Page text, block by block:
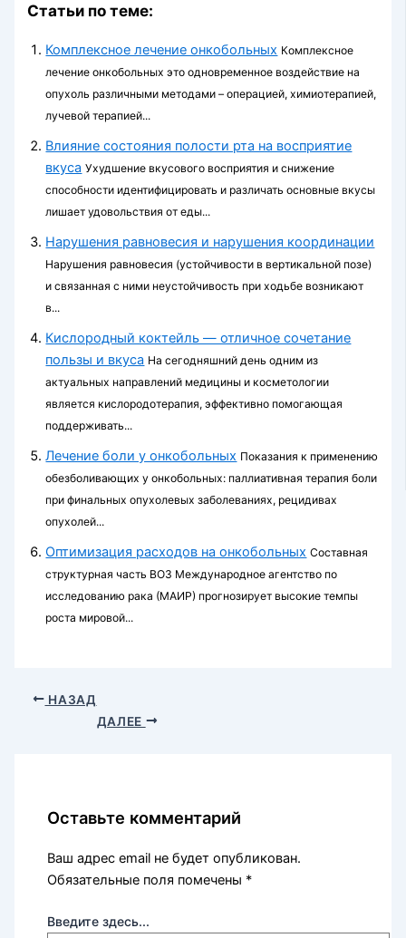
Статьи по теме:
Комплексное лечение онкобольных Комплексное
лечение онкобольных это одновременное воздействие на
опухоль различными методами – операцией, химиотерапией,
лучевой терапией...
Влияние состояния полости рта на восприятие
вкуса Ухудшение вкусового восприятия и снижение
способности идентифицировать и различать основные вкусы
лишает удовольствия от еды...
Нарушения равновесия и нарушения координации
Нарушения равновесия (устойчивости в вертикальной позе)
и связанная с ними неустойчивость при ходьбе возникают
в...
Кислородный коктейль — отличное сочетание
пользы и вкуса На сегодняшний день одним из
актуальных направлений медицины и косметологии
является кислородотерапия, эффективно помогающая
поддерживать...
Лечение боли у онкобольных Показания к применению
обезболивающих у онкобольных: паллиативная терапия боли
при финальных опухолевых заболеваниях, рецидивах
опухолей...
Оптимизация расходов на онкобольных Составная
структурная часть ВОЗ Международное агентство по
исследованию рака (МАИР) прогнозирует высокие темпы
роста мировой...
НАЗАД
ДАЛЕЕ
Оставьте комментарий
Ваш адрес email не будет опубликован.
Обязательные поля помечены *
Введите здесь...